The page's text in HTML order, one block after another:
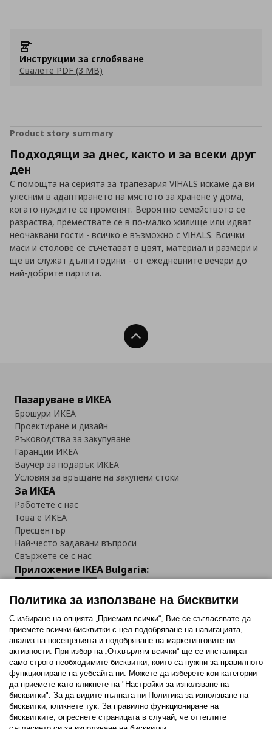
Инструкции за сглобяване
Свалете PDF (3 MB)
Product story summary
Подходящи за днес, както и за всеки друг
ден
С помощта на серията за трапезария VIHALS искаме да ви
улесним в адаптирането на мястото за хранене у дома,
когато нуждите се променят. Вероятно семейството се
разраства, премествате се в по-малко жилище или идват
неочаквани гости - всичко е възможно с VIHALS. Всички
маси и столове се съчетават в цвят, материал и размери и
ще ви служат дълги години - от ежедневните вечери до
най-добрите партита.
Нагоре
Пазаруване в ИКЕА
Брошури ИКЕА
Проектиране и дизайн
Ръководства за закупуване
Гаранции ИКЕА
Ваучер за подарък ИКЕА
Условия за връщане на закупени стоки
За ИКЕА
Работете с нас
Това е ИКЕА
Пресцентър
Най-често задавани въпроси
Свържете се с нас
Приложение IKEA Bulgaria:
Последвайте ни:
FacebookTwitterYoutubePinterestInstagram
Политика за използване на бисквитки
С избиране на опцията „Приемам всички“, Вие се съгласявате да
приемете всички бисквитки с цел подобряване на навигацията,
анализ на посещенията и подобряване на маркетинговите ни
активности. При избор на „Отхвърлям всички“ ще се инсталират
само строго необходимитe бисквитки, които са нужни за правилното
функциониране на уебсайта ни. Можете да изберете кои категории
да приемете като кликнете на "Настройки за използване на
бисквитки". За да видите пълната ни Политика за използване на
бисквитки, кликнете тук. За правилно функциониране на
бисквитките, опреснете страницата в случай, че оттеглите